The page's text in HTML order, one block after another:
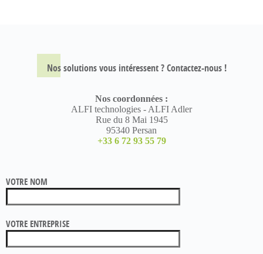
Nos solutions vous intéressent ? Contactez-nous !
Nos coordonnées :
ALFI technologies - ALFI Adler
Rue du 8 Mai 1945
95340 Persan
+33 6 72 93 55 79
VOTRE NOM
VOTRE ENTREPRISE